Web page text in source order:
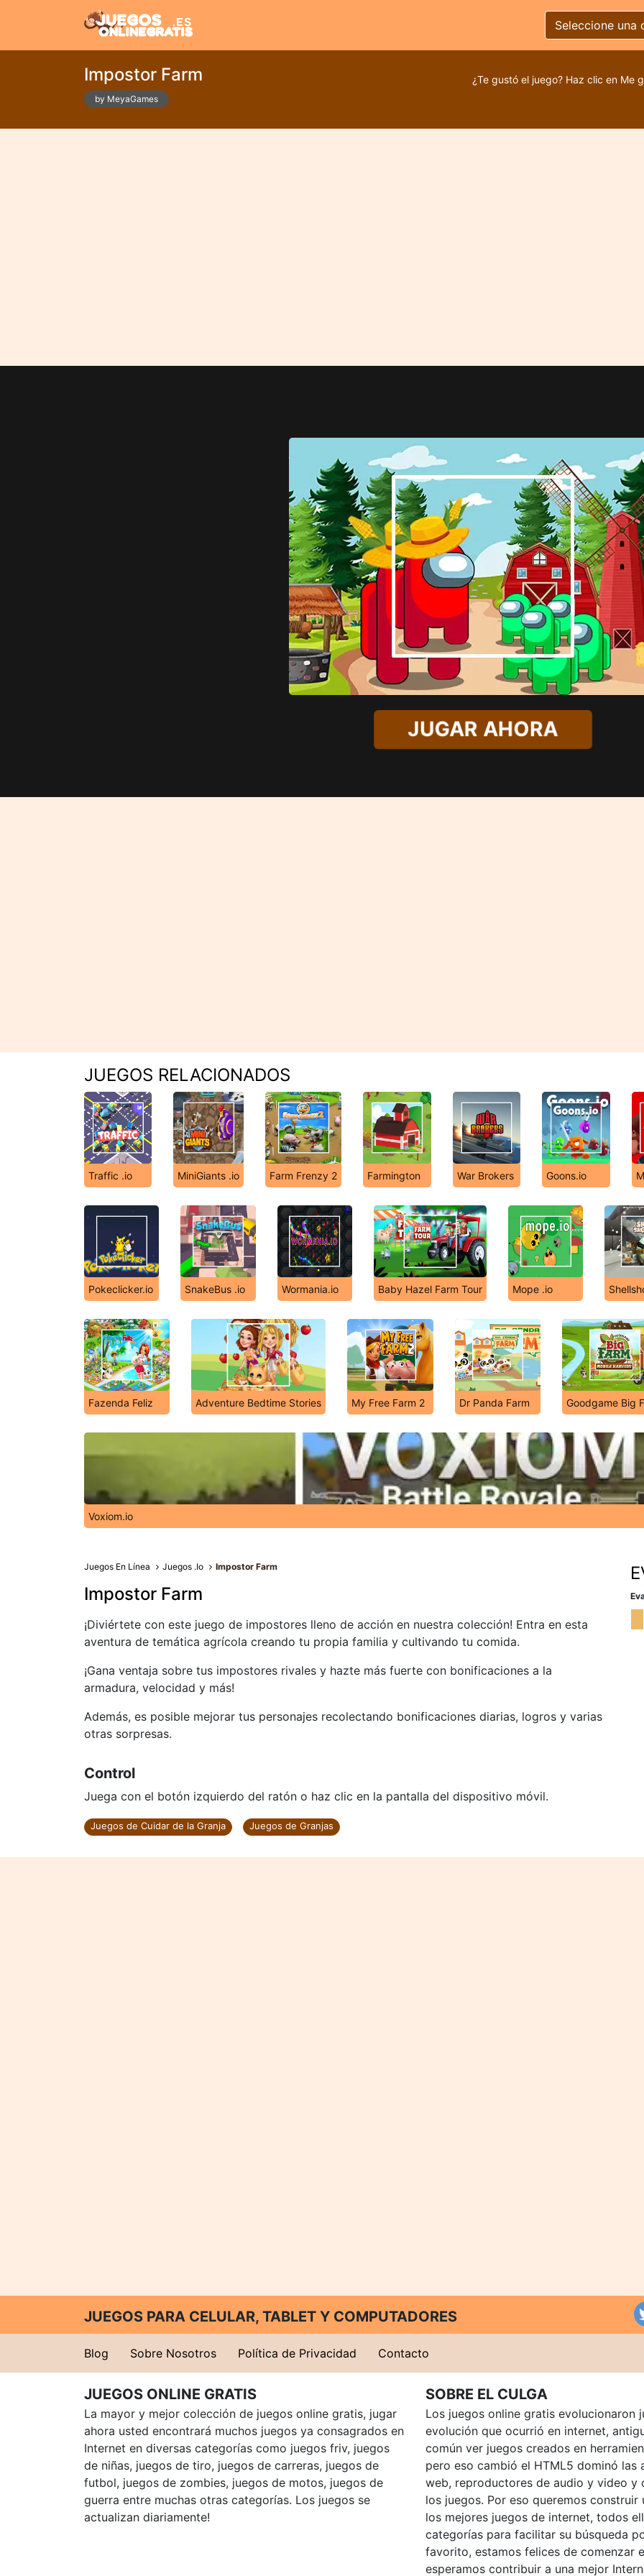
Seleccione una
Impostor Farm
by MeyaGames
¿Te gustó el juego? Haz clic en Me
JUGAR AHORA
JUEGOS RELACIONADOS
Traffic .io MiniGiants .io Farm Frenzy 2 Farmington War Brokers Goons.io
Pokeclicker.io SnakeBus .io Wormania.io Baby Hazel Farm Tour Mope .io
Fazenda Feliz Adventure Bedtime Stories My Free Farm 2 Dr Panda Farm Goodgame Big
Voxiom.io
Juegos En Línea Juegos .Io Impostor Farm
Impostor Farm
¡Diviértete con este juego de impostores lleno de acción en nuestra colección! Entra en esta
aventura de temática agrícola creando tu propia familia y cultivando tu comida.
¡Gana ventaja sobre tus impostores rivales y hazte más fuerte con bonificaciones a la
armadura, velocidad y más!
Además, es posible mejorar tus personajes recolectando bonificaciones diarias, logros y varias
otras sorpresas.
Control
Juega con el botón izquierdo del ratón o haz clic en la pantalla del dispositivo móvil.
Juegos de Cuidar de la Granja Juegos de Granjas
JUEGOS PARA CELULAR, TABLET Y COMPUTADORES
Blog Sobre Nosotros Política de Privacidad Contacto
JUEGOS ONLINE GRATIS
La mayor y mejor colección de juegos online gratis, jugar
ahora usted encontrará muchos juegos ya consagrados en
Internet en diversas categorías como juegos friv, juegos
de niñas, juegos de tiro, juegos de carreras, juegos de
futbol, juegos de zombies, juegos de motos, juegos de
guerra entre muchas otras categorías. Los juegos se
actualizan diariamente!
SOBRE EL CULGA
Los juegos online gratis evolucionaron
evolución que ocurrió en internet,
común ver juegos creados en
pero eso cambió el HTML5 dominó las
web, reproductores de audio y video y
los juegos. Por eso queremos construir
los mejores juegos de internet, todos
categorías para facilitar su búsqueda
favorito, estamos felices de comenzar
esperamos contribuir a una mejor